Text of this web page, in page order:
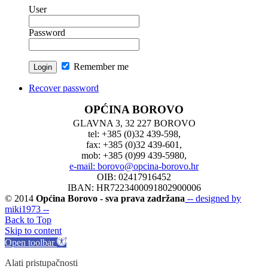
User
Password
Remember me
Recover password
OPĆINA BOROVO
GLAVNA 3, 32 227 BOROVO
tel: +385 (0)32 439-598,
fax: +385 (0)32 439-601,
mob: +385 (0)99 439-5980,
e-mail: borovo@opcina-borovo.hr
OIB: 02417916452
IBAN: HR7223400091802900006
© 2014 Općina Borovo - sva prava zadržana -- designed by
miki1973 --
Back to Top
Skip to content
Open toolbar
Alati pristupačnosti